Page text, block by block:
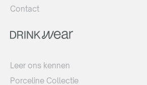
Contact
Leer ons kennen
Porceline Collectie